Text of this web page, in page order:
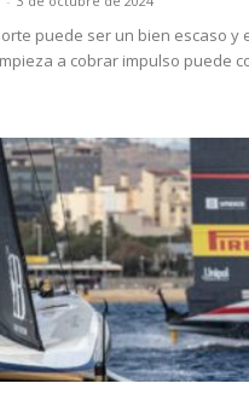
puede ser un bien escaso y
a cobrar impulso puede